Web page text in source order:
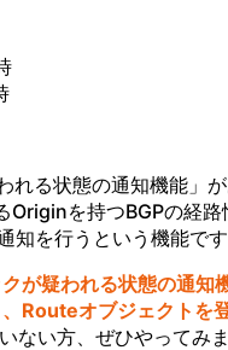
れる状態の通知機能」
Originを持つBGPの経
を行うという機能です
が疑われる状態の通知
Routeオブジェクトを
ない方、ぜひやってみま